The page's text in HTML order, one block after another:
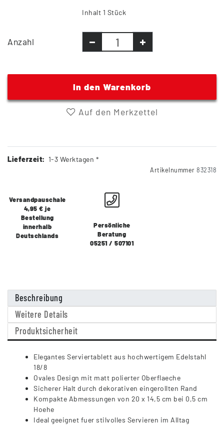
Inhalt 1 Stück
Anzahl
In den Warenkorb
Auf den Merkzettel
Lieferzeit: 1-3 Werktagen *
Artikelnummer 832318
Versandpauschale
4,95 € je
Bestellung
innerhalb
Deutschlands
Persönliche
Beratung
05251 / 507101
Beschreibung
Weitere Details
Produktsicherheit
Elegantes Serviertablett aus hochwertigem Edelstahl
18/8
Ovales Design mit matt polierter Oberflaeche
Sicherer Halt durch dekorativen eingerollten Rand
Kompakte Abmessungen von 20 x 14,5 cm bei 0,5 cm
Hoehe
Ideal geeignet fuer stilvolles Servieren im Alltag